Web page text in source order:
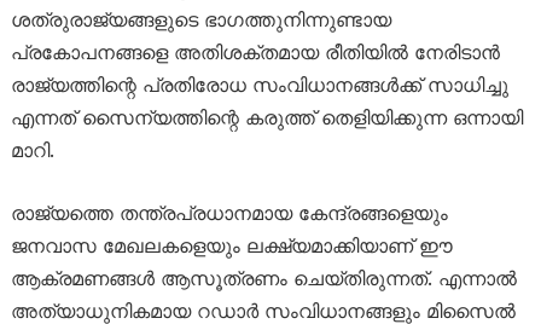
ശത്രുരാജ്യങ്ങളുടെ ഭാഗത്തുനിന്നുണ്ടായ
പ്രകോപനങ്ങളെ അതിശക്തമായ രീതിയിൽ നേരിടാൻ
രാജ്യത്തിന്റെ പ്രതിരോധ സംവിധാനങ്ങൾക്ക് സാധിച്ചു
എന്നത് സൈന്യത്തിന്റെ കരുത്ത് തെളിയിക്കുന്ന ഒന്നായി
മാറി.
രാജ്യത്തെ തന്ത്രപ്രധാനമായ കേന്ദ്രങ്ങളെയും
ജനവാസ മേഖലകളെയും ലക്ഷ്യമാക്കിയാണ് ഈ
ആക്രമണങ്ങൾ ആസൂത്രണം ചെയ്തിരുന്നത്. എന്നാൽ
അത്യാധുനികമായ റഡാർ സംവിധാനങ്ങളും മിസൈൽ